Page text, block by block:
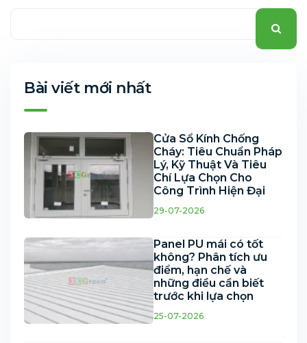
Bài viết mới nhất
Cửa Sổ Kính Chống
Cháy: Tiêu Chuẩn Pháp
Lý, Kỹ Thuật Và Tiêu
Chí Lựa Chọn Cho
Công Trình Hiện Đại
29-07-2026
Panel PU mái có tốt
không? Phân tích ưu
điểm, hạn chế và
những điều cần biết
trước khi lựa chọn
25-07-2026